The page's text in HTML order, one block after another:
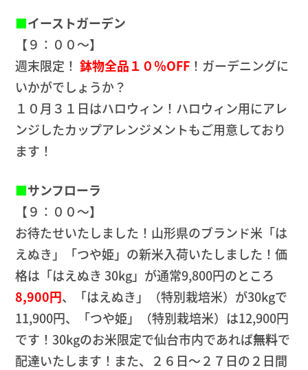
■イーストガーデン
【９：００～】
週末限定！ 鉢物全品１０％OFF！ガーデニングに
いかがでしょうか？
１０月３１日はハロウィン！ハロウィン用にアレ
ンジしたカップアレンジメントもご用意しており
ます！
■サンフローラ
【９：００～】
お待たせいたしました！山形県のブランド米「は
えぬき」「つや姫」の新米入荷いたしました！価
格は「はえぬき 30kg」が通常9,800円のところ
8,900円、「はえぬき」（特別栽培米）が30kgで
11,900円、「つや姫」（特別栽培米）は12,900円
です！30kgのお米限定で仙台市内であれば無料で
配達いたします！また、２６日～２７日の２日間